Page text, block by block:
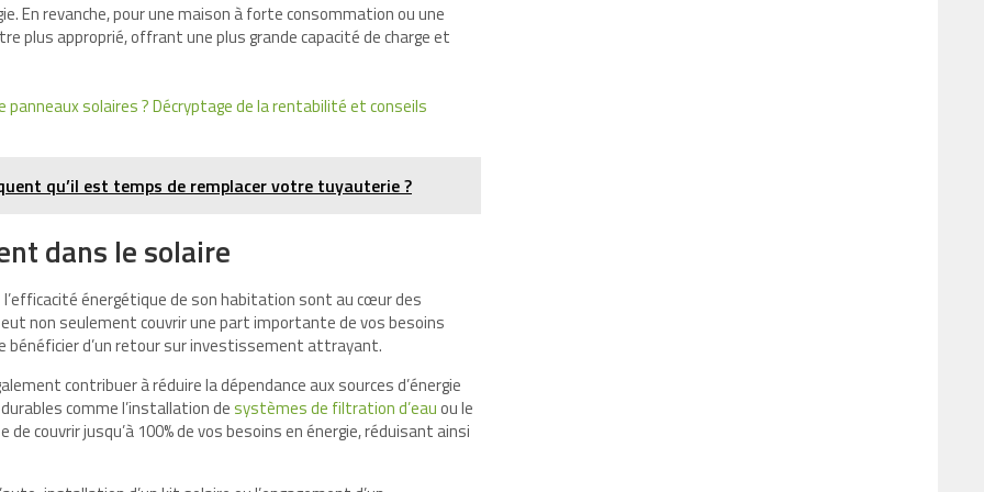
En revanche, pour une maison à forte consommation ou une
approprié, offrant une plus grande capacité de charge et
panneaux solaires ? Décryptage de la rentabilité et conseils
qu’il est temps de remplacer votre tuyauterie ?
dans le solaire
énergétique de son habitation sont au cœur des
non seulement couvrir une part importante de vos besoins
d’un retour sur investissement attrayant.
contribuer à réduire la dépendance aux sources d’énergie
comme l’installation desystèmes de filtration d’eauou le
de couvrir jusqu’à 100% de vos besoins en énergie, réduisant ainsi